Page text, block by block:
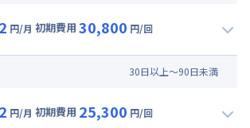
/月 (1,364円/日) (税抜)
円/月 初期費用 30,800 円/回
利用)
/月 (1,364円/日) (税抜)
30日以上～90日未満
円/月 初期費用 25,300 円/回